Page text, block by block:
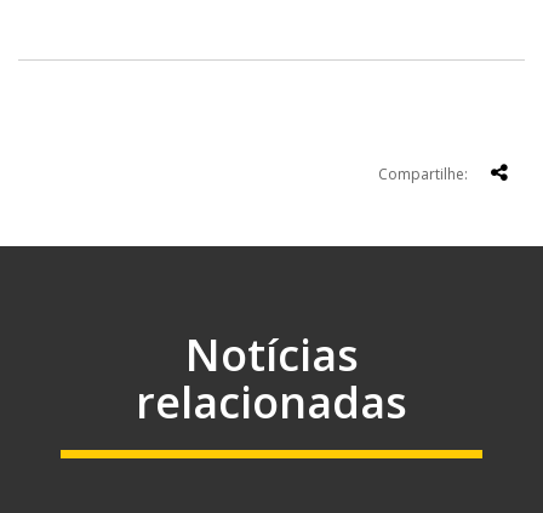
Compartilhe:
Notícias
relacionadas